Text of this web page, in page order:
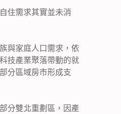
住需求其實並未消
與家庭人口需求，依
技產業聚落帶動的就
分區域房市形成支
分雙北重劃區，因產